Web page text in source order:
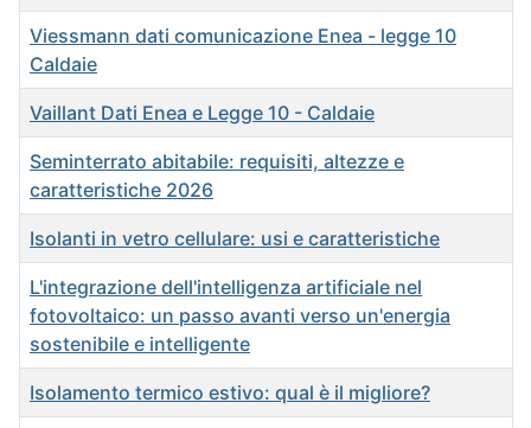
Viessmann dati comunicazione Enea - legge 10
Caldaie
Vaillant Dati Enea e Legge 10 - Caldaie
Seminterrato abitabile: requisiti, altezze e
caratteristiche 2026
Isolanti in vetro cellulare: usi e caratteristiche
L'integrazione dell'intelligenza artificiale nel
fotovoltaico: un passo avanti verso un'energia
sostenibile e intelligente
Isolamento termico estivo: qual è il migliore?